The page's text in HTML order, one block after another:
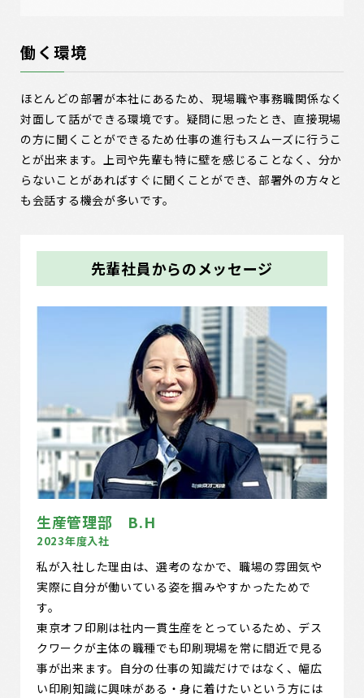
働く環境
ほとんどの部署が本社にあるため、現場職や事務職関係なく
対面して話ができる環境です。疑問に思ったとき、直接現場
の方に聞くことができるため仕事の進行もスムーズに行うこ
とが出来ます。上司や先輩も特に壁を感じることなく、分か
らないことがあればすぐに聞くことができ、部署外の方々と
も会話する機会が多いです。
先輩社員からのメッセージ
生産管理部 B.H
2023年度入社
私が入社した理由は、選考のなかで、職場の雰囲気や
実際に自分が働いている姿を掴みやすかったためで
す。
東京オフ印刷は社内一貫生産をとっているため、デス
クワークが主体の職種でも印刷現場を常に間近で見る
事が出来ます。自分の仕事の知識だけではなく、幅広
い印刷知識に興味がある・身に着けたいという方には